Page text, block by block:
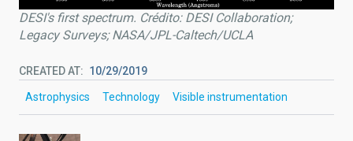
DESI's first spectrum. Crédito: DESI Collaboration;
Legacy Surveys; NASA/JPL-Caltech/UCLA
CREATED AT 10/29/2019
Astrophysics Technology Visible instrumentation